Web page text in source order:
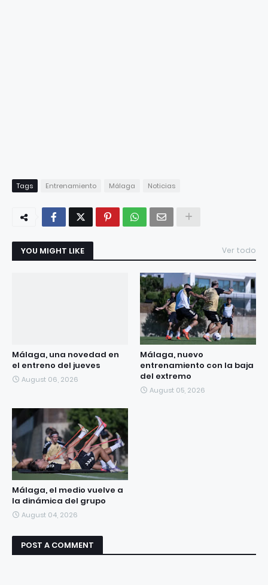
Tags Entrenamiento Málaga Noticias
YOU MIGHT LIKE Ver todo
Málaga, una novedad en
el entreno del jueves
August 06, 2026
Málaga, nuevo
entrenamiento con la baja
del extremo
August 05, 2026
Málaga, el medio vuelve a
la dinámica del grupo
August 04, 2026
POST A COMMENT